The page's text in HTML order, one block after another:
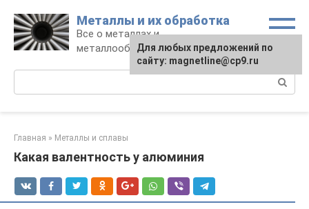
контенту
Металлы и их обработка
Все о металлах и
металлообработке
Главная » Металлы и сплавы
Какая валентность у алюминия
Для любых предложений по
сайту: magnetline@cp9.ru